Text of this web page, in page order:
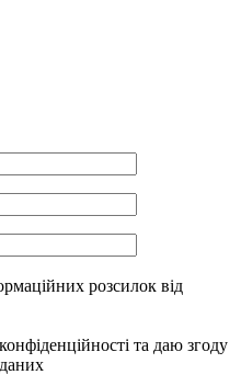
розсилок від
та даю згоду